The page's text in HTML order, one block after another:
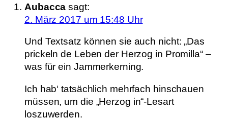
Aubacca sagt:
2. März 2017 um 15:48 Uhr
Und Textsatz können sie auch nicht: „Das
prickeln de Leben der Herzog in Promilla“ –
was für ein Jammerkerning.
Ich hab‘ tatsächlich mehrfach hinschauen
müssen, um die „Herzog in“-Lesart
loszuwerden.